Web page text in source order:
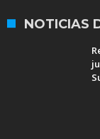
NOTICIAS